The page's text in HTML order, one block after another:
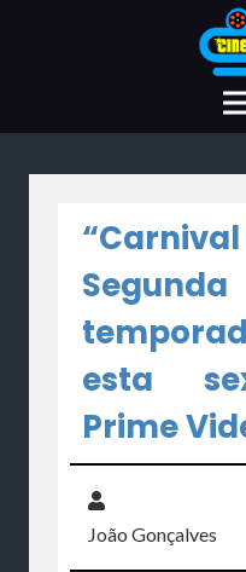
esta
Prime
João Gonçalves